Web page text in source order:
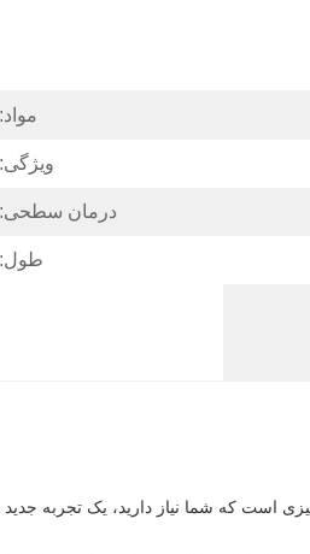
مواد:
ویژگی:
درمان سطحی:
طول:
است که شما نیاز دارید، یک تجربه